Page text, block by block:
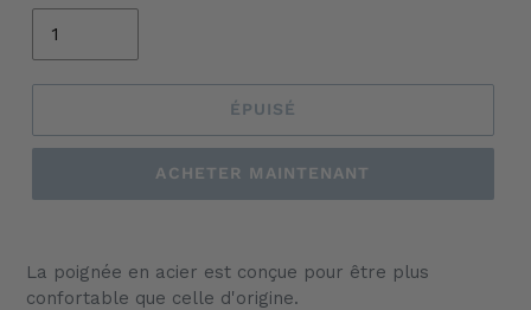
ÉPUISÉ
ACHETER MAINTENANT
produit
La poignée en acier est conçue pour être plus
confortable que celle d'origine.